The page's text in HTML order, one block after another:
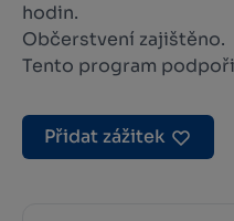
hodin.
Občerstvení zajištěno.
Tento program
Přidat zážitek